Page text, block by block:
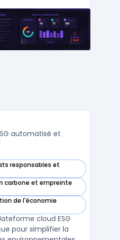
ainsi les projets de
CSRD et SFDR. Avec
que ...
automatisé et
responsables et
cette catégorie
carbone et empreinte
cette catégorie
de l'économie
cette catégorie
cloud ESG
pour simplifier la